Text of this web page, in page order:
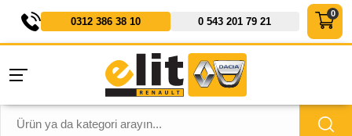
0312 386 38 10 0 543 201 79 21